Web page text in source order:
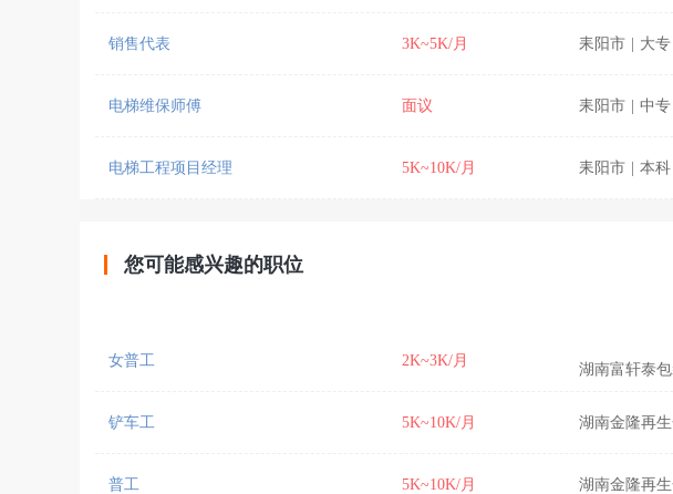
销售代表 3K~5K/月 耒阳市 大专
电梯维保师傅 面议 耒阳市 中专
电梯工程项目经理 5K~10K/月 耒阳市 本科
您可能感兴趣的职位
女普工 2K~3K/月
湖南富轩泰
铲车工 5K~10K/月 湖南金隆再
普工 5K~10K/月 湖南金隆再